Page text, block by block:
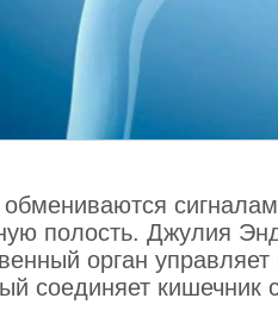
полость. Джулия
орган
соединяет кишечник